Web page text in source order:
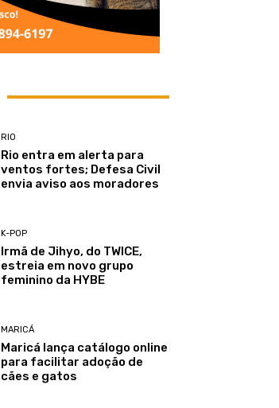
RIO
Rio entra em alerta para
ventos fortes; Defesa Civil
envia aviso aos moradores
K-POP
Irmã de Jihyo, do TWICE,
estreia em novo grupo
feminino da HYBE
MARICÁ
Maricá lança catálogo online
para facilitar adoção de
cães e gatos